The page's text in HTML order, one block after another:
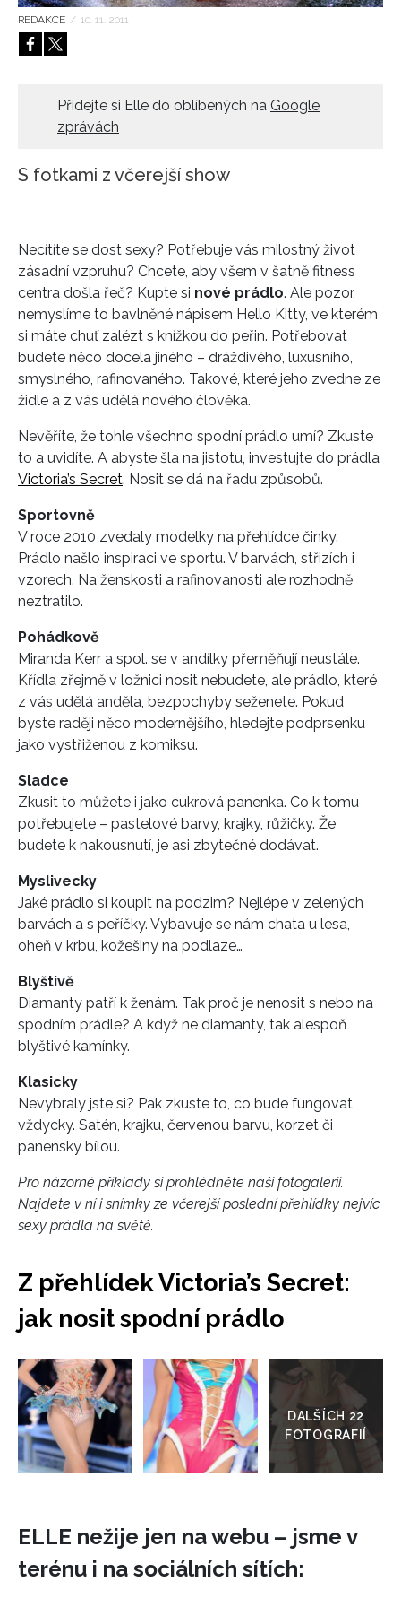
HOME
REDAKCE / 10. 11. 2011
Přidejte si Elle do oblíbených na Google
zprávách
S fotkami z včerejší show
Necítíte se dost sexy? Potřebuje vás milostný život
zásadní vzpruhu? Chcete, aby všem v šatně fitness
centra došla řeč? Kupte si nové prádlo. Ale pozor,
nemyslíme to bavlněné nápisem Hello Kitty, ve kterém
si máte chuť zalézt s knížkou do peřin. Potřebovat
budete něco docela jiného – dráždivého, luxusního,
smyslného, rafinovaného. Takové, které jeho zvedne ze
židle a z vás udělá nového člověka.
Nevěříte, že tohle všechno spodní prádlo umí? Zkuste
to a uvidíte. A abyste šla na jistotu, investujte do prádla
Victoria’s Secret. Nosit se dá na řadu způsobů.
Sportovně
V roce 2010 zvedaly modelky na přehlídce činky.
Prádlo našlo inspiraci ve sportu. V barvách, střizích i
vzorech. Na ženskosti a rafinovanosti ale rozhodně
neztratilo.
Pohádkově
Miranda Kerr a spol. se v andílky přeměňují neustále.
Křídla zřejmě v ložnici nosit nebudete, ale prádlo, které
z vás udělá anděla, bezpochyby seženete. Pokud
byste raději něco modernějšího, hledejte podprsenku
jako vystřiženou z komiksu.
Sladce
Zkusit to můžete i jako cukrová panenka. Co k tomu
potřebujete – pastelové barvy, krajky, růžičky. Že
budete k nakousnutí, je asi zbytečné dodávat.
Myslivecky
Jaké prádlo si koupit na podzim? Nejlépe v zelených
barvách a s peříčky. Vybavuje se nám chata u lesa,
oheň v krbu, kožešiny na podlaze…
Blyštivě
Diamanty patří k ženám. Tak proč je nenosit s nebo na
spodním prádle? A když ne diamanty, tak alespoň
blyštivé kamínky.
Klasicky
Nevybraly jste si? Pak zkuste to, co bude fungovat
vždycky. Satén, krajku, červenou barvu, korzet či
panensky bílou.
Pro názorné příklady si prohlédněte naši fotogalerii.
Najdete v ní i snímky ze včerejší poslední přehlídky nejvíc
sexy prádla na světě.
Z přehlídek Victoria’s Secret:
jak nosit spodní prádlo
galerie
ELLE nežije jen na webu – jsme v
terénu i na sociálních sítích: